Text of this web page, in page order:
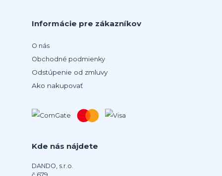
Informácie pre zákazníkov
O nás
Obchodné podmienky
Odstúpenie od zmluvy
Ako nakupovať
Kde nás nájdete
DANDO, s.r.o.